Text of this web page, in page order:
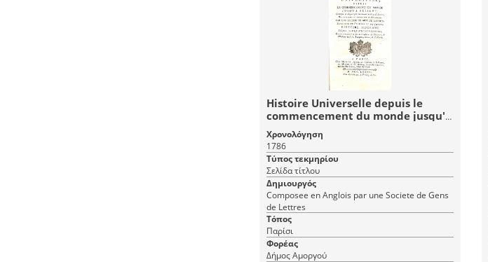
Histoire Universelle depuis le
commencement du monde jusqu'à
présent: Tome Cinquante-
Troisieme (53) Histoire Moderne -
Histoire Universelle 93
Χρονολόγηση
1786
Τύπος τεκμηρίου
Σελίδα τίτλου
Δημιουργός
Composee en Anglois par une Societe de Gens
de Lettres
Τόπος
Παρίσι
Φορέας
Δήμος Αμοργού